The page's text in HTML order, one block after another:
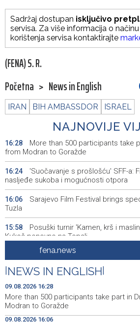
Sadržaj dostupan isključivo
servisa. Za više informacija o
korištenja servisa kontaktirajte
(FENA) S. R.
Početna > News in English
IRAN BIH AMBASSDOR ISRAEL
NAJNOVIJE
16:28
More than 500 participants take
from Modran to Goražde
16:24
'Suočavanje s prošlošću' SFF-a:
nasljeđe sukoba i mogućnosti otpora
16:06
Sarajevo Film Festival brings
Tuzla
15:58
Posuški turnir 'Kamen, krš i
Kukoč ponovno na Topali
Priopćenje za javnost HDZ 1990
14:53
Pentagon pozvao američke
ubrzaju proizvodnju oružja usred
14:39
Svečano otvoren 26. Cazin Grand
fena.news
NEWS IN ENGLISH
09.08.2026 16:28
More than 500 participants take part in
Modran to Goražde
09.08.2026 16:06